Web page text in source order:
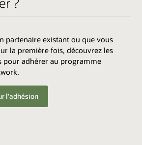
3 000 USD (+ taxes, le cas
partenaire existant ou que vous
la première fois, découvrez les
pour adhérer au programme
l'adhésion